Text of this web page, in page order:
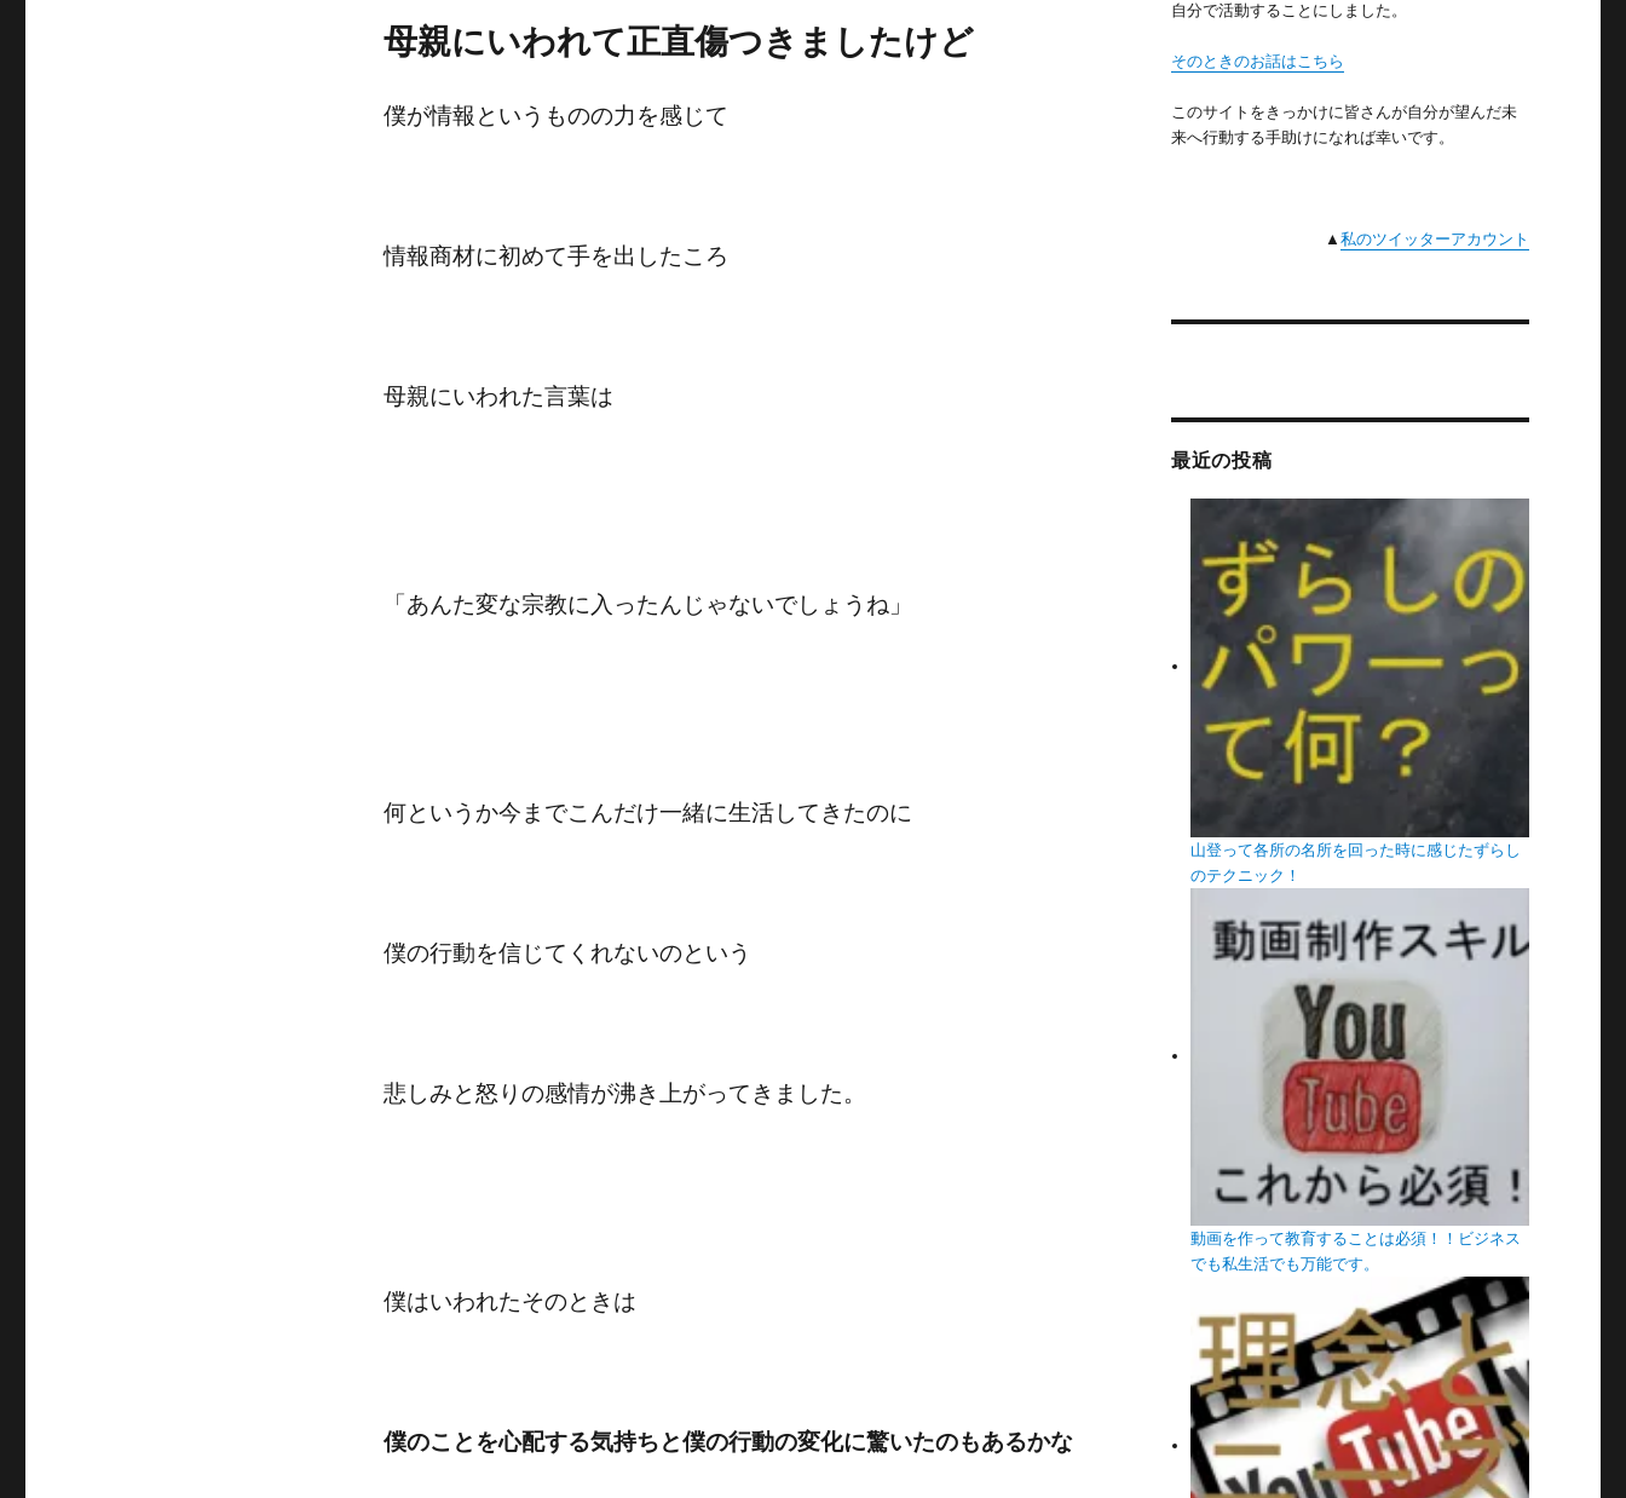
母親にいわれて正直傷つきましたけど
僕が情報というものの力を感じて
情報商材に初めて手を出したころ
母親にいわれた言葉は
「あんた変な宗教に入ったんじゃないでしょうね」
何というか今までこんだけ一緒に生活してきたのに
僕の行動を信じてくれないのという
悲しみと怒りの感情が沸き上がってきました。
僕はいわれたそのときは
僕のことを心配する気持ちと僕の行動の変化に驚いたのもあるかな
自分で活動することにしました。
そのときのお話はこちら
このサイトをきっかけに皆さんが自分が望んだ未
来へ行動する手助けになれば幸いです。
▲私のツイッターアカウント
最近の投稿
山登って各所の名所を回った時に感じたずらし
のテクニック！
動画を作って教育することは必須！！ビジネス
でも私生活でも万能です。